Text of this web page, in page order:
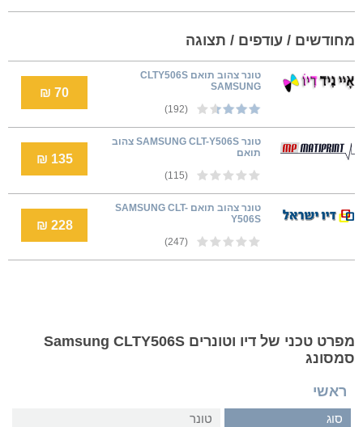
מחודשים / עודפים / תצוגה
טונר צהוב תואם CLTY506S
SAMSUNG
(192)
70 ₪
טונר SAMSUNG CLT-Y506S צהוב
תואם
(115)
135 ₪
טונר צהוב תואם SAMSUNG CLT-
Y506S
(247)
228 ₪
מפרט טכני של דיו וטונרים Samsung CLTY506S
סמסונג
ראשי
סוג טונר